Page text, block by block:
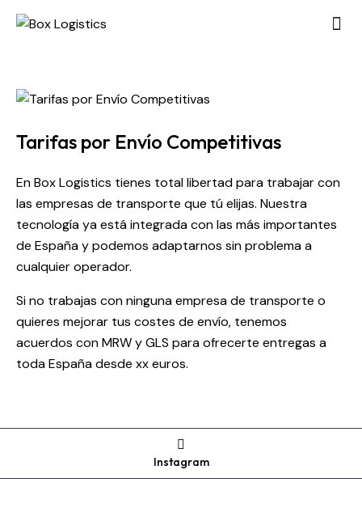
Tarifas por Envío Competitivas
En Box Logistics tienes total libertad para trabajar con
las empresas de transporte que tú elijas. Nuestra
tecnología ya está integrada con las más importantes
de España y podemos adaptarnos sin problema a
cualquier operador.
Si no trabajas con ninguna empresa de transporte o
quieres mejorar tus costes de envío, tenemos
acuerdos con MRW y GLS para ofrecerte entregas a
toda España desde xx euros.
Instagram